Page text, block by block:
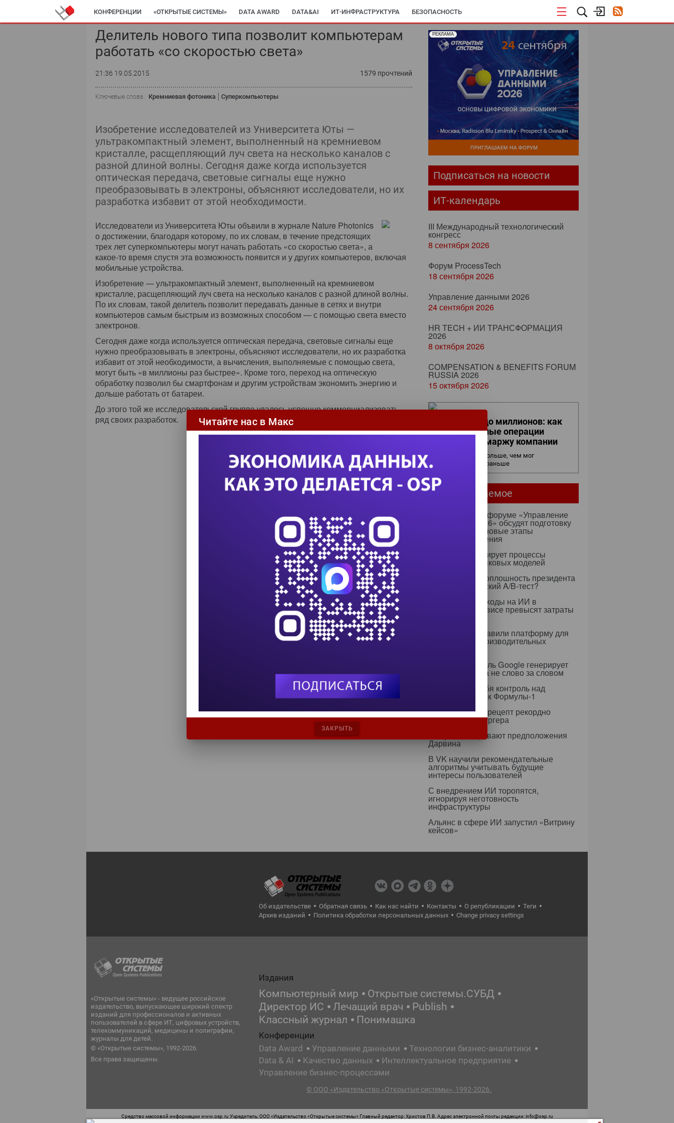
КОНФЕРЕНЦИИ «ОТКРЫТЫЕ СИСТЕМЫ» DATA AWARD DATA&AI ИТ-ИНФРАСТРУКТУРА БЕЗОПАСНОСТЬ
Делитель нового типа позволит компьютерам
работать «со скоростью света»
21:36 19.05.2015 1579 прочтений
Ключевые слова : Кремниевая фотоника Суперкомпьютеры
Изобретение исследователей из Университета Юты —
ультракомпактный элемент, выполненный на кремниевом
кристалле, расщепляющий луч света на несколько каналов с
разной длиной волны. Сегодня даже когда используется
оптическая передача, световые сигналы еще нужно
преобразовывать в электроны, объясняют исследователи, но их
разработка избавит от этой необходимости.
Исследователи из Университета Юты объвили в журнале Nature Photonics
о достижении, благодаря которому, по их словам, в течение предстоящих
трех лет суперкомпьютеры могут начать работать «со скоростью света», а
какое-то время спустя эта возможность появится и у других компьютеров, включая
мобильные устройства.
Изобретение — ультракомпактный элемент, выполненный на кремниевом
кристалле, расщепляющий луч света на несколько каналов с разной длиной волны.
По их словам, такой делитель позволит передавать данные в сетях и внутри
компьютеров самым быстрым из возможных способом — с помощью света вместо
электронов.
Сегодня даже когда используется оптическая передача, световые сигналы еще
нужно преобразовывать в электроны, объясняют исследователи, но их разработка
избавит от этой необходимости, а вычисления, выполняемые с помощью света,
могут быть «в миллионы раз быстрее». Кроме того, переход на оптическую
обработку позволил бы смартфонам и другим устройствам экономить энергию и
дольше работать от батареи.
До этого той же исследовательской группе удалось успешно коммерциализовать
ряд своих разработок.
РЕКЛАМА
Подписаться на новости
ИТ-календарь
III Международный технологический
конгресс
8 сентября 2026
Форум ProcessTech
18 сентября 2026
Управление данными 2026
24 сентября 2026
HR TECH + ИИ ТРАНСФОРМАЦИЯ
2026
8 октября 2026
COMPENSATION & BENEFITS FORUM
RUSSIA 2026
15 октября 2026
От кликов до миллионов: как
повседневные операции
влияют на маржу компании
Бизнес видит больше, чем мог
предположить раньше
Самое читаемое
24 сентября на форуме «Управление
данными — 2026» обсудят подготовку
данных к ИИ и новые этапы
импортозамещения
Т-Банк оптимизирует процессы
дообучения языковых моделей
Казус Rapidus: оплошность президента
или стратегический A/B-тест?
К 2030 году расходы на ИИ в
клиентском сервисе превысят затраты
В Nvidia представили платформу для
ИИ и высокопроизводительных
Новая ИИ-модель Google генерирует
текст целиком, а не слово за словом
ИИ берет на себя контроль над
стратегией гонок Формулы-1
ИИ разработал рецепт рекордно
экологичного бургера
Кактусы оспаривают предположения
Дарвина
В VK научили рекомендательные
алгоритмы учитывать будущие
интересы пользователей
С внедрением ИИ торопятся,
игнорируя неготовность
инфраструктуры
Альянс в сфере ИИ запустил «Витрину
кейсов»
Об издательстве Обратная связь Как нас найти Контакты О републикации
Теги
Архив изданий
Политика обработки персональных данных Change privacy settings
«Открытые системы» - ведущее российское
издательство, выпускающее широкий спектр
изданий для профессионалов и активных
пользователей в сфере ИТ, цифровых устройств,
телекоммуникаций, медицины и полиграфии,
журналы для детей.
© «Открытые системы», 1992-2026.
Все права защищены.
Издания
Компьютерный мир
Открытые системы.СУБД
Директор ИС
Лечащий врач
Publish
Классный журнал
Понимашка
Конференции
Data Award
Управление данными
Технологии бизнес-аналитики
Data & AI
Качество данных
Интеллектуальное предприятие
Управление бизнес-процессами
© ООО «Издательство «Открытые системы», 1992-2026.
Средство массовой информации www.osp.ru Учредитель: ООО «Издательство «Открытые системы» Главный редактор: Христов П.В. Адрес электронной почты редакции: info@osp.ru
Читайте нас в Макс
ЗАКРЫТЬ